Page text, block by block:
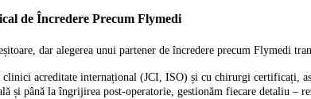
de Încredere Precum Flymedi
dar alegerea unui partener de încredere precum Flymedi
clinici acreditate internațional (JCI, ISO) și cu chirurgi certificați,
și până la îngrijirea post-operatorie, gestionăm fiecare detaliu –